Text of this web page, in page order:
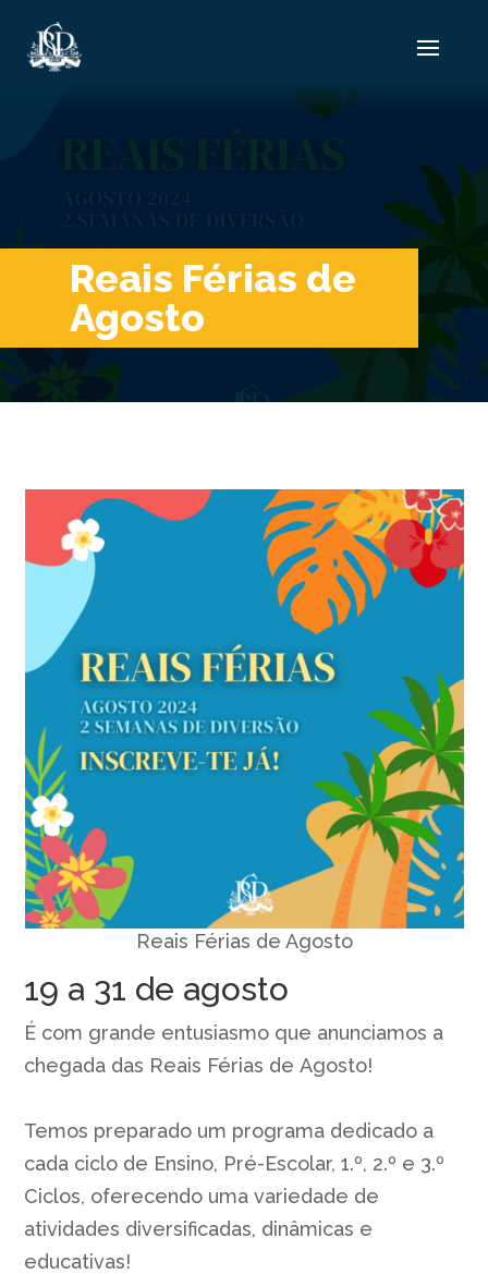
Reais Férias de
Agosto
Reais Férias de Agosto
19 a 31 de agosto
É com grande entusiasmo que anunciamos a
chegada das Reais Férias de Agosto!
Temos preparado um programa dedicado a
cada ciclo de Ensino, Pré-Escolar, 1.º, 2.º e 3.º
Ciclos, oferecendo uma variedade de
atividades diversificadas, dinâmicas e
educativas!